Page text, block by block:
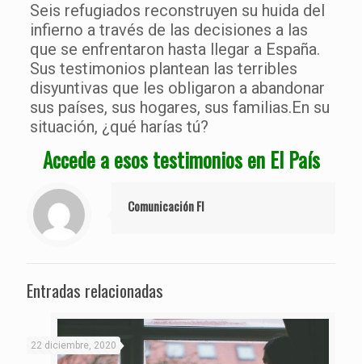
Seis refugiados reconstruyen su huida del
infierno a través de las decisiones a las
que se enfrentaron hasta llegar a España.
Sus testimonios plantean las terribles
disyuntivas que les obligaron a abandonar
sus países, sus hogares, sus familias.En su
situación, ¿qué harías tú?
Accede a esos testimonios en El País
Comunicación FI
Entradas relacionadas
22 diciembre, 2020